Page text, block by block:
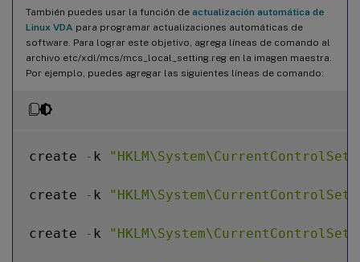
También puedes usar la función de actualización automática de
Linux VDA para programar actualizaciones automáticas de
software. Para lograr este objetivo, agrega líneas de comando al
archivo etc/xdl/mcs/mcs_local_setting.reg en la imagen maestra.
Por ejemplo, puedes agregar las siguientes líneas de comando:
create - k
create - k
create - k